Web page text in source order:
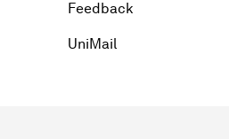
Feedback
UniMail